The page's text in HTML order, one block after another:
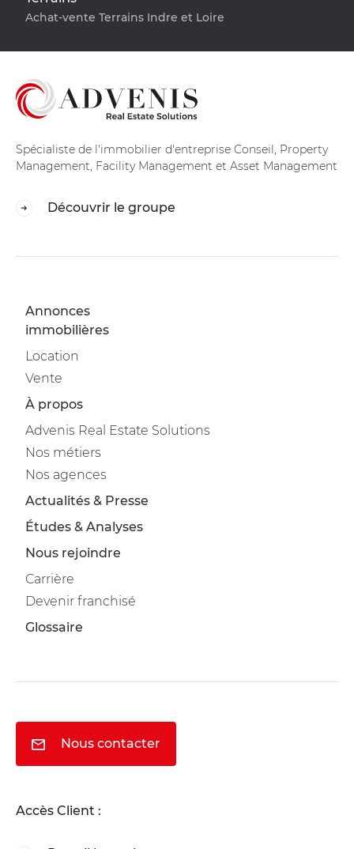
Achat-vente Terrains Indre et Loire
Spécialiste de l'immobilier d'entreprise Conseil, Property
Management, Facility Management et Asset Management
Découvrir le groupe
Annonces
immobilières
Location
Vente
À propos
Advenis Real Estate Solutions
Nos métiers
Nos agences
Actualités & Presse
Études & Analyses
Nous rejoindre
Carrière
Devenir franchisé
Glossaire
Nous contacter
Accès Client :